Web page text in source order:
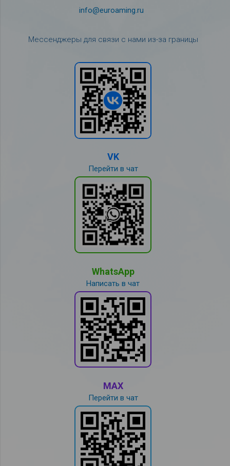
info@euroaming.ru
Мессенджеры для связи с нами из-за границы
VK
Перейти в чат
WhatsApp
Написать в чат
MAX
Перейти в чат